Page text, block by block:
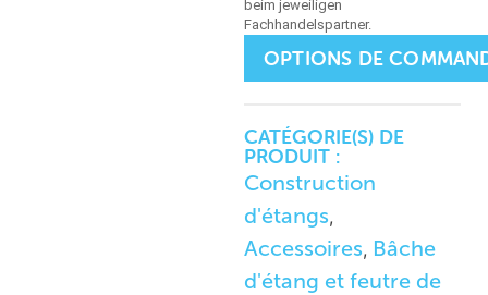
OPTIONS DE
CATÉGORIE(S) DE
PRODUIT :
Construction
d'étangs,
Accessoires, Bâche
d'étang et feutre de